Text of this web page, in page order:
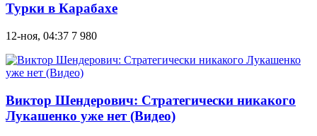
Турки в Карабахе
12-ноя, 04:37 7 980
Виктор Шендерович: Стратегически никакого
Лукашенко уже нет (Видео)